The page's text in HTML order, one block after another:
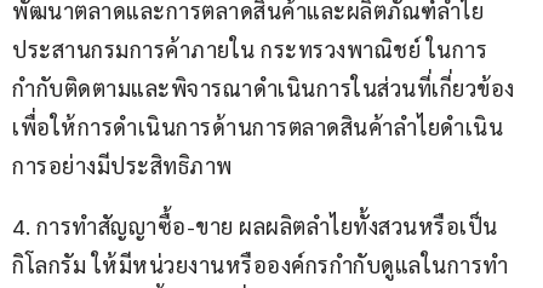
พัฒนาตลาดและการตลาดสินค้าและผลิตภัณฑ์ลำไย
ประสานกรมการค้าภายใน กระทรวงพาณิชย์ ในการ
กำกับติดตามและพิจารณาดำเนินการในส่วนที่เกี่ยวข้อง
เพื่อให้การดำเนินการด้านการตลาดสินค้าลำไยดำเนิน
การอย่างมีประสิทธิภาพ
4. การทำสัญญาซื้อ-ขาย ผลผลิตลำไยทั้งสวนหรือเป็น
กิโลกรัม ให้มีหน่วยงานหรือองค์กรกำกับดูแลในการทำ